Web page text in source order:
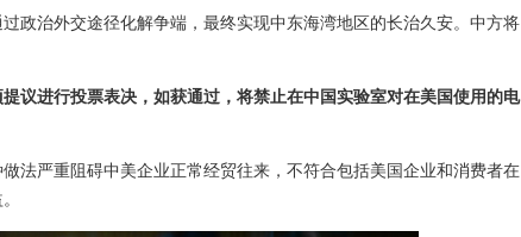
政治外交途径化解争端，最终实现中东海湾地区的长治久安。中方将
议进行投票表决，如获通过，将禁止在中国实验室对在美国使用的电
法严重阻碍中美企业正常经贸往来，不符合包括美国企业和消费者在